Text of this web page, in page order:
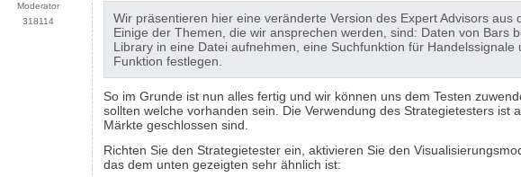
Moderator
318114
Wir präsentieren hier eine veränderte Version des Expert Advisors
Einige der Themen, die wir ansprechen werden, sind: Daten von
Library in eine Datei aufnehmen, eine Suchfunktion für
Funktion festlegen.
So im Grunde ist nun alles fertig und wir können uns dem Testen
sollten welche vorhanden sein. Die Verwendung des Strategietesters
Märkte geschlossen sind.
Richten Sie den Strategietester ein, aktivieren Sie den
das dem unten gezeigten sehr ähnlich ist: